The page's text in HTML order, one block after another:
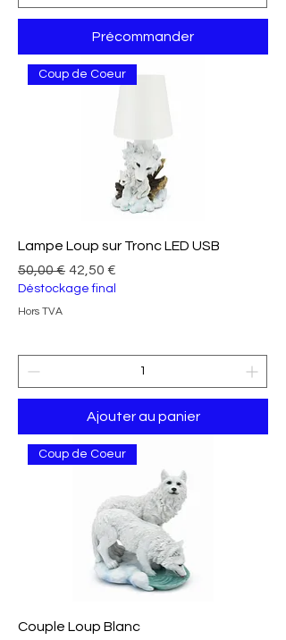
Précommander
Coup de Coeur
Lampe Loup sur Tronc LED USB
Prix original
50,00 € Prix promotionnel
42,50 €
Déstockage final
Hors TVA
Ajouter au panier
Coup de Coeur
Couple Loup Blanc